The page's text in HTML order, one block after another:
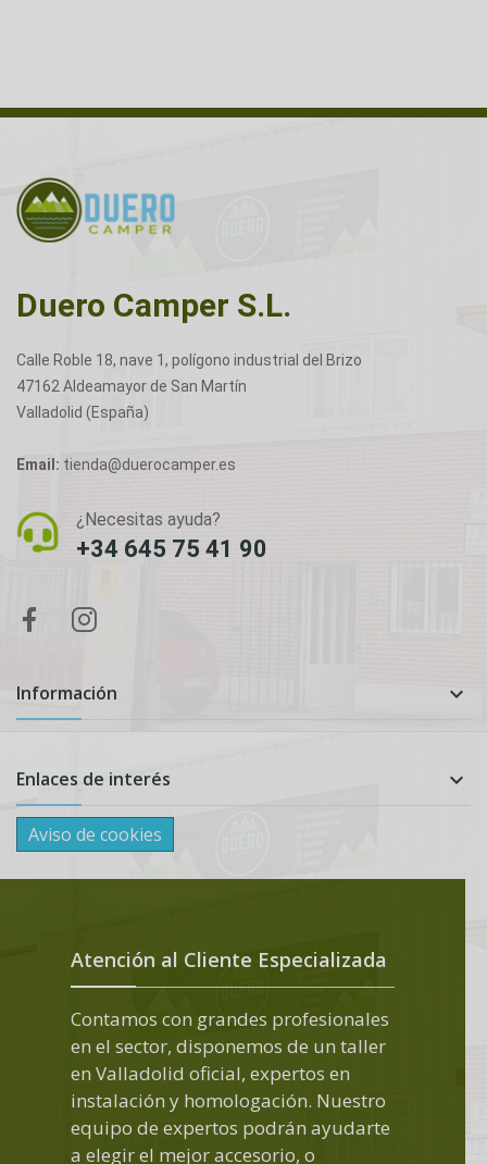
Duero Camper S.L.
Calle Roble 18, nave 1, polígono industrial del Brizo
47162 Aldeamayor de San Martín
Valladolid (España)
Email: tienda@duerocamper.es
¿Necesitas ayuda?
+34 645 75 41 90
Información 
Enlaces de interés 
Aviso de cookies
Atención al Cliente Especializada
Contamos con grandes profesionales
en el sector, disponemos de un taller
en Valladolid oficial, expertos en
instalación y homologación. Nuestro
equipo de expertos podrán ayudarte
a elegir el mejor accesorio, o